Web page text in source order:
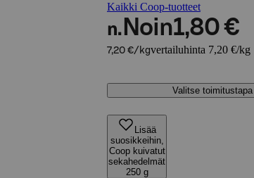
Kaikki Coop-tuotteet
n. Noin1,80 €
7,20 €/kgvertailuhinta 7,20 €/kg
Valitse toimitustapa
Lisää
suosikkeihin,
Coop kuivatut
sekahedelmät
250 g